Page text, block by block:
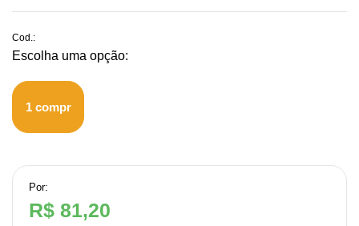
Cod.:
1 compr
Por:
R$ 81,20